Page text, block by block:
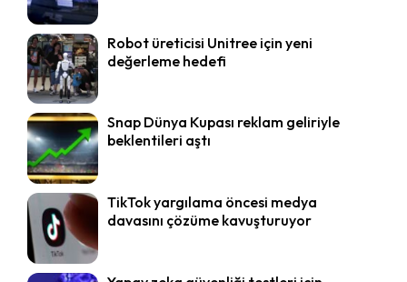
Robot üreticisi Unitree için yeni
değerleme hedefi
Snap Dünya Kupası reklam geliriyle
beklentileri aştı
TikTok yargılama öncesi medya
davasını çözüme kavuşturuyor